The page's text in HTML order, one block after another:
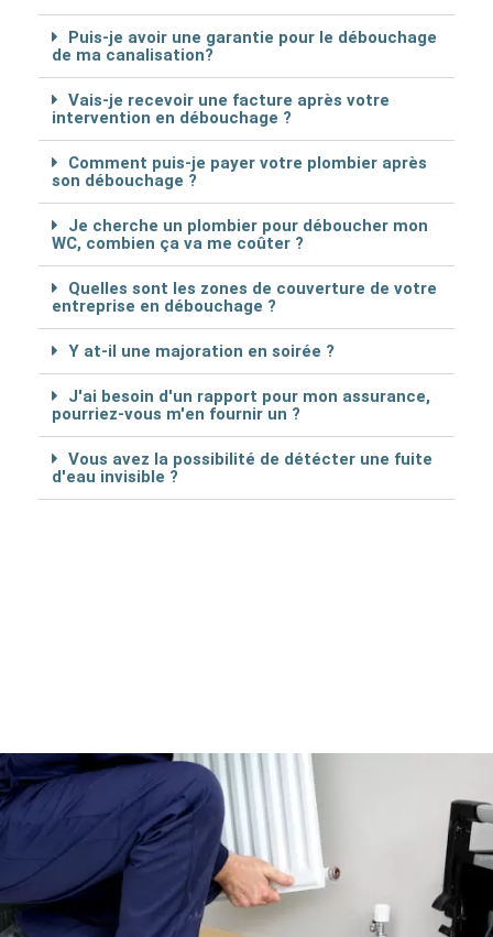
Puis-je avoir une garantie pour le débouchage
de ma canalisation?
Vais-je recevoir une facture après votre
intervention en débouchage ?
Comment puis-je payer votre plombier après
son débouchage ?
Je cherche un plombier pour déboucher mon
WC, combien ça va me coûter ?
Quelles sont les zones de couverture de votre
entreprise en débouchage ?
Y at-il une majoration en soirée ?
J'ai besoin d'un rapport pour mon assurance,
pourriez-vous m'en fournir un ?
Vous avez la possibilité de détécter une fuite
d'eau invisible ?